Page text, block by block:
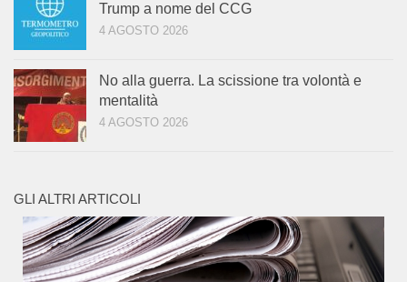
Trump a nome del CCG
4 AGOSTO 2026
No alla guerra. La scissione tra volontà e
mentalità
4 AGOSTO 2026
GLI ALTRI ARTICOLI